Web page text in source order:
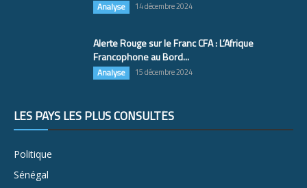
Analyse 14 décembre 2024
Alerte Rouge sur le Franc CFA : L’Afrique
Francophone au Bord...
Analyse 15 décembre 2024
LES PAYS LES PLUS CONSULTÉS
Politique
Sénégal